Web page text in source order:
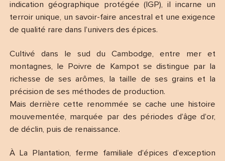
indication géographique protégée (IGP), il incarne un
terroir unique, un savoir-faire ancestral et une exigence
de qualité rare dans l’univers des épices.
Cultivé dans le sud du Cambodge, entre mer et
montagnes, le Poivre de Kampot se distingue par la
richesse de ses arômes, la taille de ses grains et la
précision de ses méthodes de production.
Mais derrière cette renommée se cache une histoire
mouvementée, marquée par des périodes d’âge d’or,
de déclin, puis de renaissance.
À La Plantation, ferme familiale d’épices d’exception